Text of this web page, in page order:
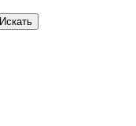
Искать